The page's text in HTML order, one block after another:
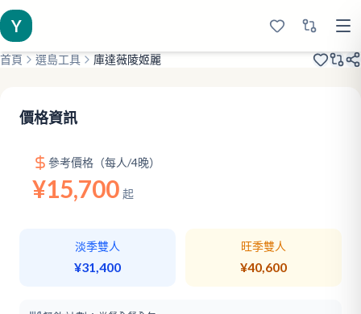
Y
首頁 選島工具 庫達薇陵姬麗
價格資訊
參考價格（每人/4晚）
¥15,700 起
淡季雙人
¥31,400
旺季雙人
¥40,600